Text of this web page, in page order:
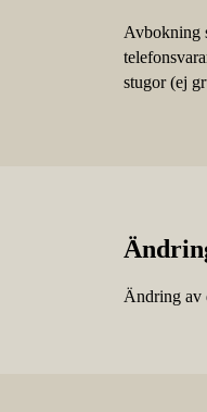
Avbokning
stugor (ej
Ändring av